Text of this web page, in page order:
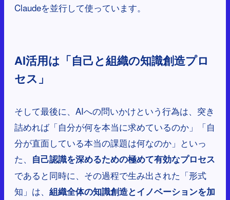
Claudeを並行して使っています。
AI活用は「自己と組織の知識創造プロ
セス」
そして最後に、AIへの問いかけという行為は、突き
詰めれば「自分が何を本当に求めているのか」「自
分が直面している本当の課題は何なのか」といっ
た、
自己認識を深めるための極めて有効なプロセス
であると同時に、その過程で生み出された「形式
知」は、 組織全体の知識創造とイノベーションを加